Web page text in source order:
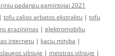
padangu gamintojai 2021
| tofu zalios arbatos ekstraktu | tofu
grazinimas | elektromobiliu
internetu | kaciu mityba |
vilniuje | meistras vilniuje |